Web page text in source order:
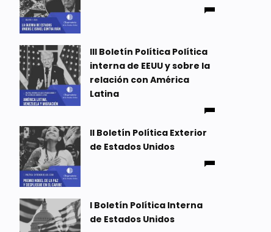
III Boletín Política Política
interna de EEUU y sobre la
relación con América
Latina
II Boletín Política Exterior
de Estados Unidos
I Boletín Política Interna
de Estados Unidos